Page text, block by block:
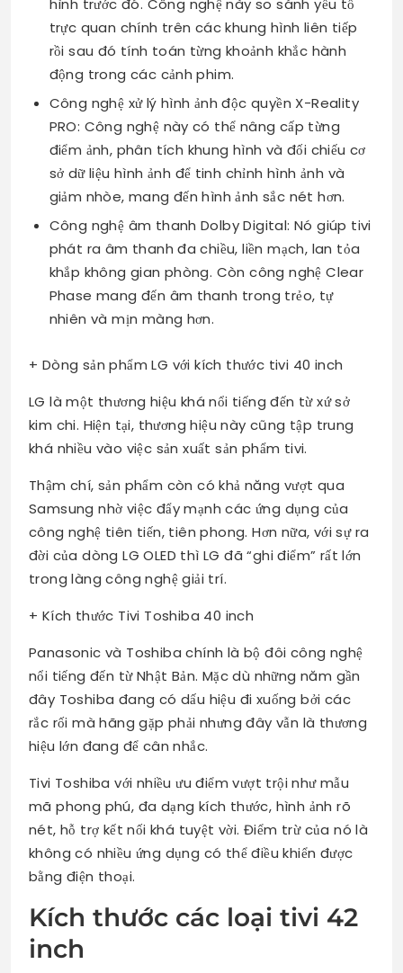
hình trước đó. Công nghệ này so sánh yếu tố
trực quan chính trên các khung hình liên tiếp
rồi sau đó tính toán từng khoảnh khắc hành
động trong các cảnh phim.
Công nghệ xử lý hình ảnh độc quyền X-Reality
PRO: Công nghệ này có thể nâng cấp từng
điểm ảnh, phân tích khung hình và đối chiếu cơ
sở dữ liệu hình ảnh để tinh chỉnh hình ảnh và
giảm nhòe, mang đến hình ảnh sắc nét hơn.
Công nghệ âm thanh Dolby Digital: Nó giúp tivi
phát ra âm thanh đa chiều, liền mạch, lan tỏa
khắp không gian phòng. Còn công nghệ Clear
Phase mang đến âm thanh trong trẻo, tự
nhiên và mịn màng hơn.
+ Dòng sản phẩm LG với kích thước tivi 40 inch
LG là một thương hiệu khá nổi tiếng đến từ xứ sở
kim chi. Hiện tại, thương hiệu này cũng tập trung
khá nhiều vào việc sản xuất sản phẩm tivi.
Thậm chí, sản phẩm còn có khả năng vượt qua
Samsung nhờ việc đẩy mạnh các ứng dụng của
công nghệ tiên tiến, tiên phong. Hơn nữa, với sự ra
đời của dòng LG OLED thì LG đã “ghi điểm” rất lớn
trong làng công nghệ giải trí.
+ Kích thước Tivi Toshiba 40 inch
Panasonic và Toshiba chính là bộ đôi công nghệ
nổi tiếng đến từ Nhật Bản. Mặc dù những năm gần
đây Toshiba đang có dấu hiệu đi xuống bởi các
rắc rối mà hãng gặp phải nhưng đây vẫn là thương
hiệu lớn đang để cân nhắc.
Tivi Toshiba với nhiều ưu điểm vượt trội như mẫu
mã phong phú, đa dạng kích thước, hình ảnh rõ
nét, hỗ trợ kết nối khá tuyệt vời. Điểm trừ của nó là
không có nhiều ứng dụng có thể điều khiển được
bằng điện thoại.
Kích thước các loại tivi 42
inch